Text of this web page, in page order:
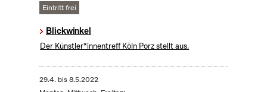
Eintritt frei
Blickwinkel
Der Künstler*innentreff Köln Porz stellt aus.
29.4. bis8.5.2022